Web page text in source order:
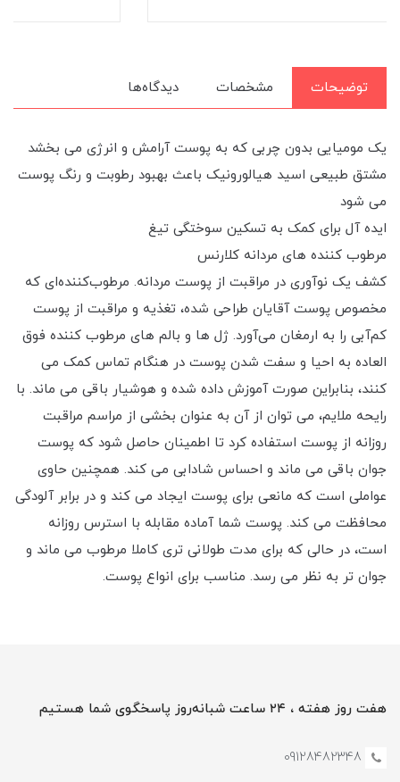
توضیحات مشخصات دیدگاه‌ها
یک مومیایی بدون چربی که به پوست آرامش و انرژی می بخشد
مشتق طبیعی اسید هیالورونیک باعث بهبود رطوبت و رنگ پوست
می شود
ایده آل برای کمک به تسکین سوختگی تیغ
مرطوب کننده های مردانه کلارنس
کشف یک نوآوری در مراقبت از پوست مردانه. مرطوب‌کننده‌ای که
مخصوص پوست آقایان طراحی شده، تغذیه و مراقبت از پوست
کم‌آبی را به ارمغان می‌آورد. ژل ها و بالم های مرطوب کننده فوق
العاده به احیا و سفت شدن پوست در هنگام تماس کمک می
کنند، بنابراین صورت آموزش داده شده و هوشیار باقی می ماند. با
رایحه ملایم، می توان از آن به عنوان بخشی از مراسم مراقبت
روزانه از پوست استفاده کرد تا اطمینان حاصل شود که پوست
جوان باقی می ماند و احساس شادابی می کند. همچنین حاوی
عواملی است که مانعی برای پوست ایجاد می کند و در برابر آلودگی
محافظت می کند. پوست شما آماده مقابله با استرس روزانه
است، در حالی که برای مدت طولانی تری کاملا مرطوب می ماند و
جوان تر به نظر می رسد. مناسب برای انواع پوست.
هفت روز هفته ، ۲۴ ساعت شبانه‌روز پاسخگوی شما هستیم
09128482348